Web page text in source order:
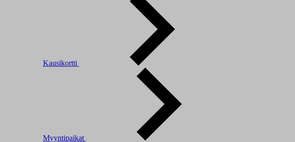
Kausikortti
Myyntipaikat